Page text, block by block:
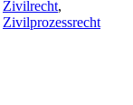
Zivilrecht,
Zivilprozessrecht